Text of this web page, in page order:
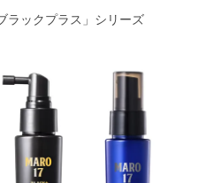
ラックプラス」シリーズ